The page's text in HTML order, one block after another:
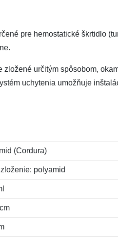
pre hemostatické škrtidlo
určitým spôsobom,
uchytenia umožňuje
(Cordura)
polyamid